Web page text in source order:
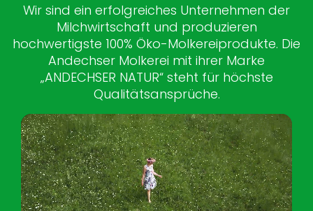
Wir sind ein erfolgreiches Unternehmen der
Milchwirtschaft und produzieren
hochwertigste 100% Öko-Molkereiprodukte. Die
Andechser Molkerei mit ihrer Marke
„ANDECHSER NATUR“ steht für höchste
Qualitätsansprüche.